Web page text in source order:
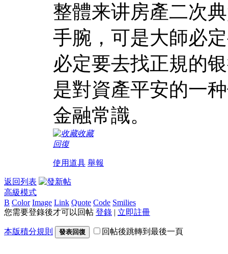
整體来讲房產二次
手腕，可是大師必
必定要去找正規的
是對資產平安的一
金融常識。
收藏
回復
使用道具 舉報
返回列表
高級模式
B Color Image Link Quote Code Smilies
您需要登錄後才可以回帖 登錄 | 立即註冊
本版積分規則 發表回復 回帖後跳轉到最後一頁